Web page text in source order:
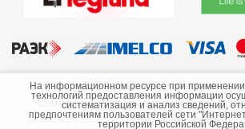
©2013-2026 ООО
Сайт носит информационный
публичной офертой.
На информационном ресурсе при
технологий предоставления информации
систематизация и анализ сведений,
предпочтениям пользователей сети
территории Российской